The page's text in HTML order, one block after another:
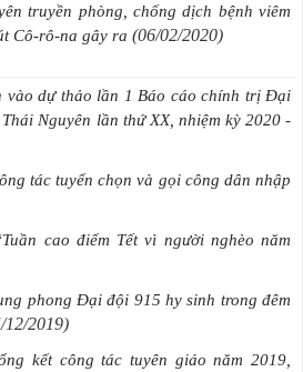
truyền phòng, chống dịch bệnh viêm
Cô-rô-na gây ra (06/02/2020)
vào dự thảo lần 1 Báo cáo chính trị Đại
Nguyên lần thứ XX, nhiệm kỳ 2020 -
tác tuyển chọn và gọi công dân nhập
cao điểm Tết vì người nghèo năm
phong Đại đội 915 hy sinh trong đêm
12/2019)
kết công tác tuyên giáo năm 2019,